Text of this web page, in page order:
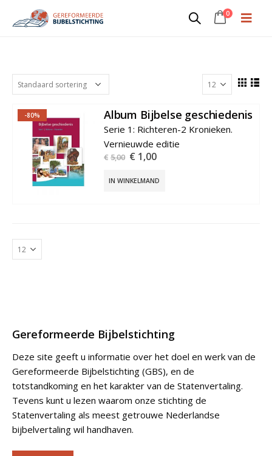
0
-80% Album Bijbelse geschiedenis
€ 5,00 € 1,00
IN WINKELMAND
Gereformeerde Bijbelstichting
Deze site geeft u informatie over het doel en werk van de
Gereformeerde Bijbelstichting (GBS), en de
totstandkoming en het karakter van de Statenvertaling.
Tevens kunt u lezen waarom onze stichting de
Statenvertaling als meest getrouwe Nederlandse
bijbelvertaling wil handhaven.